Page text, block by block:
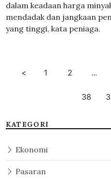
dalam keadaan harga
mendadak dan jangkaan
yang tinggi, kata peniaga.
< 1 2 ...
38
KATEGORI
Ekonomi
Pasaran